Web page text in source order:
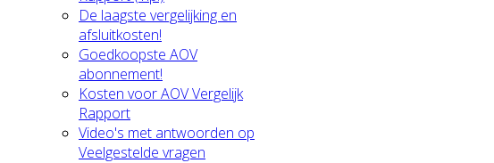
De laagste vergelijking en
afsluitkosten!
Goedkoopste AOV
abonnement!
Kosten voor AOV Vergelijk
Rapport
Video's met antwoorden op
Veelgestelde vragen